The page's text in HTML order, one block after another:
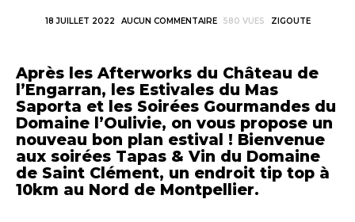
18 JUILLET 2022 AUCUN COMMENTAIRE 580 VUES ZIGOUTE
Après les Afterworks du Château de
l’Engarran, les Estivales du Mas
Saporta et les Soirées Gourmandes du
Domaine l’Oulivie, on vous propose un
nouveau bon plan estival ! Bienvenue
aux soirées Tapas & Vin du Domaine
de Saint Clément, un endroit tip top à
10km au Nord de Montpellier.